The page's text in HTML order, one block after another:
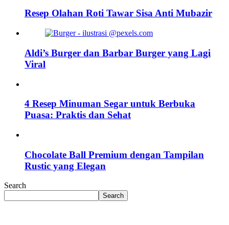
Resep Olahan Roti Tawar Sisa Anti Mubazir
Aldi’s Burger dan Barbar Burger yang Lagi
Viral
4 Resep Minuman Segar untuk Berbuka
Puasa: Praktis dan Sehat
Chocolate Ball Premium dengan Tampilan
Rustic yang Elegan
Search
Search